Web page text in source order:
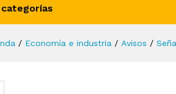
/ Economía e industria / Avisos /